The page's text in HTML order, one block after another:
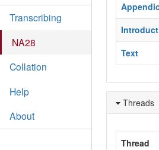
Transcribing
NA28
Collation
Help
About
Text
Threads
Thread